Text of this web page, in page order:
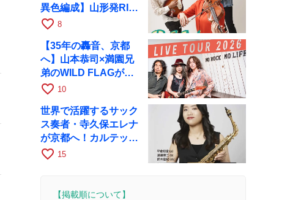
異色編成】山形発RIM
が初全国ツアーで8月
favorite_border 8
【35年の轟音、京都
へ】山本恭司×満園兄
弟のWILD FLAGが8
月6日にRAGでライブ
favorite_border 10
世界で活躍するサック
ス奏者・寺久保エレナ
が京都へ！カルテッ
ト・ツアー京都公演を
favorite_border 15
【掲載順について】